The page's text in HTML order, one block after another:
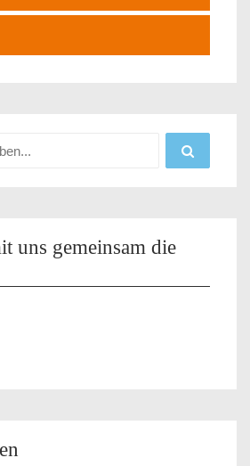
uns gemeinsam die